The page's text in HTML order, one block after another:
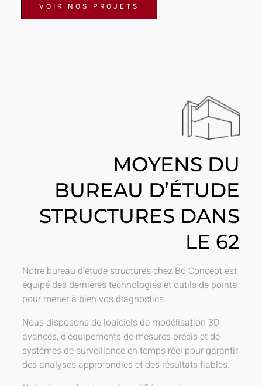
VOIR NOS PROJETS
MOYENS DU
BUREAU D’ÉTUDE
STRUCTURES DANS
LE 62
Notre bureau d’étude structures chez B6 Concept est
équipé des dernières technologies et outils de pointe
pour mener à bien vos diagnostics.
Nous disposons de logiciels de modélisation 3D
avancés, d’équipements de mesures précis et de
systèmes de surveillance en temps réel pour garantir
des analyses approfondies et des résultats fiables.